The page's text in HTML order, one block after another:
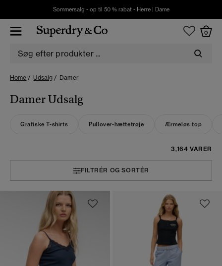
Sommersalg - op til 50 % rabat - Herre| Dame
0
Home Udsalg Damer
Damer Udsalg
Grafiske T-shirts Pullover-hættetrøje Ærmeløs top
3,164 VARER
FILTRÉR OG SORTÉR